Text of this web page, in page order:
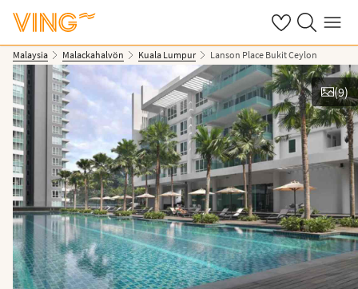
Se dinaSök på ving.se
Meny
Malaysia Malackahalvön Kuala Lumpur Lanson Place Bukit Ceylon
Se bilder
(9)